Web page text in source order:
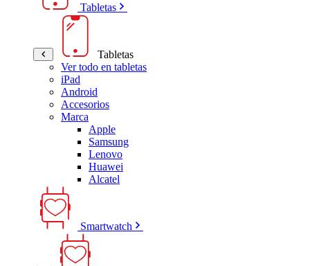
Tabletas
Tabletas
Ver todo en tabletas
iPad
Android
Accesorios
Marca
Apple
Samsung
Lenovo
Huawei
Alcatel
Smartwatch